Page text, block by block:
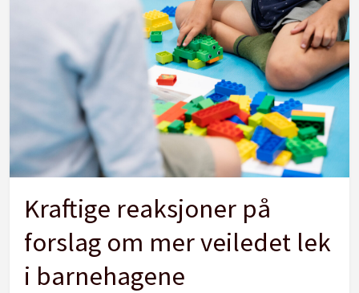
Kraftige reaksjoner på
forslag om mer veiledet lek
i barnehagene